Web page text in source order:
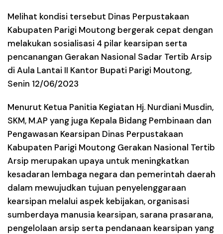
Melihat kondisi tersebut Dinas Perpustakaan
Kabupaten Parigi Moutong bergerak cepat dengan
melakukan sosialisasi 4 pilar kearsipan serta
pencanangan Gerakan Nasional Sadar Tertib Arsip
di Aula Lantai II Kantor Bupati Parigi Moutong,
Senin 12/06/2023
Menurut Ketua Panitia Kegiatan Hj. Nurdiani Musdin,
SKM, M.AP yang juga Kepala Bidang Pembinaan dan
Pengawasan Kearsipan Dinas Perpustakaan
Kabupaten Parigi Moutong Gerakan Nasional Tertib
Arsip merupakan upaya untuk meningkatkan
kesadaran lembaga negara dan pemerintah daerah
dalam mewujudkan tujuan penyelenggaraan
kearsipan melalui aspek kebijakan, organisasi
sumberdaya manusia kearsipan, sarana prasarana,
pengelolaan arsip serta pendanaan kearsipan yang